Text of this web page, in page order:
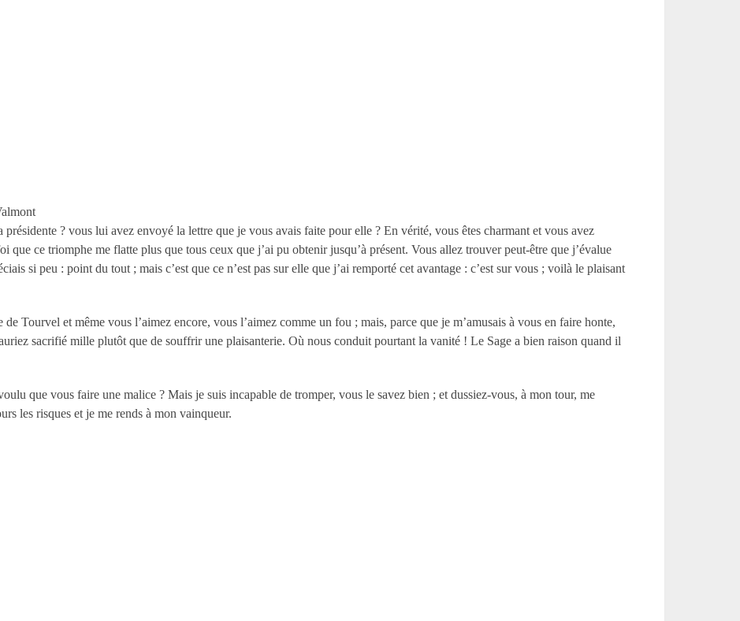
? vous lui avez envoyé la lettre que je vous avais faite pour elle ? En vérité, vous êtes charmant et vous avez
que ce triomphe me flatte plus que tous ceux que j’ai pu obtenir jusqu’à présent. Vous allez trouver peut-être que j’évalue
si peu : point du tout ; mais c’est que ce n’est pas sur elle que j’ai remporté cet avantage : c’est sur vous ; voilà le plaisant
de Tourvel et même vous l’aimez encore, vous l’aimez comme un fou ; mais, parce que je m’amusais à vous en faire honte,
sacrifié mille plutôt que de souffrir une plaisanterie. Où nous conduit pourtant la vanité ! Le Sage a bien raison quand il
que vous faire une malice ? Mais je suis incapable de tromper, vous le savez bien ; et dussiez-vous, à mon tour, me
les risques et je me rends à mon vainqueur.